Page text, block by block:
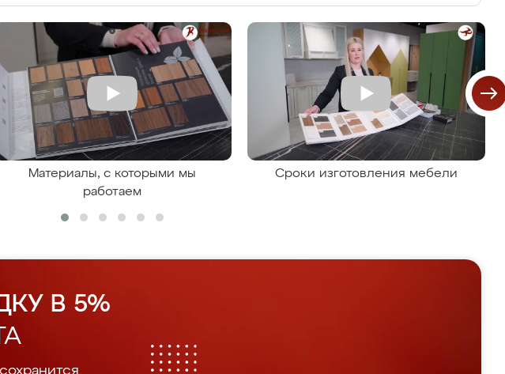
Материалы, с которыми мы
работаем
Сроки изготовления мебели
В 5%